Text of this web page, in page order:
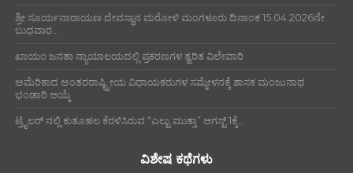
ಶ್ರೀ ಸೂರ್ಯನಾರಾಯಣ ದೇವಸ್ಥಾನ ಮರೋಳಿ ಮಂಗಳೂರು ದಿನಾಂಕ 15.04.2026ನೇ
ಬುಧವಾರ...
ಖಾಯಂ ಜನತಾ ನ್ಯಾಯಾಲಯದಲ್ಲಿ ಪ್ರಕರಣಗಳ ತ್ವರಿತ ವಿಲೇವಾರಿ
ಅಮೆರಿಕಾದ ಅಂತರರಾಷ್ಟ್ರೀಯ ವಿಧಾಯಕರುಗಳ ಸಮ್ಮೇಳನಕ್ಕೆ ಶಾಸಕ ಮಂಜುನಾಥ
ಭಂಡಾರಿ ಆಯ್ಕೆ
ಟ್ರೈಲರ್ ನಲ್ಲಿ ಕುತೂಹಲ ಕೆರಳಿಸಿರುವ “ಎಲ್ಟು ಮುತ್ತಾ” ಆಗಸ್ಟ್ 1ಕ್ಕೆ...
ವಿಶೇಷ ಕಥೆಗಳು